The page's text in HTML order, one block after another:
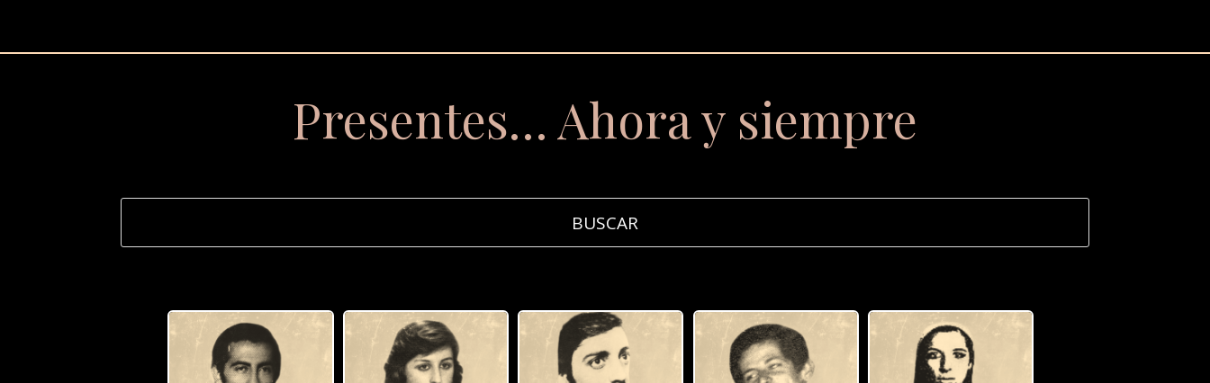
Presentes… Ahora y siempre